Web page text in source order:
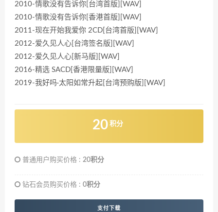
2010-情歌没有告诉你[台湾首版][WAV]
2010-情歌没有告诉你[香港首版][WAV]
2011-现在开始我爱你 2CD[台湾首版][WAV]
2012-爱久见人心[台湾签名版][WAV]
2012-爱久见人心[新马版][WAV]
2016-精选 SACD[香港限量版][WAV]
2019-我好吗·太阳如常升起[台湾预购版][WAV]
20 积分
普通用户购买价格 : 20积分
钻石会员购买价格 : 0积分
支付下载